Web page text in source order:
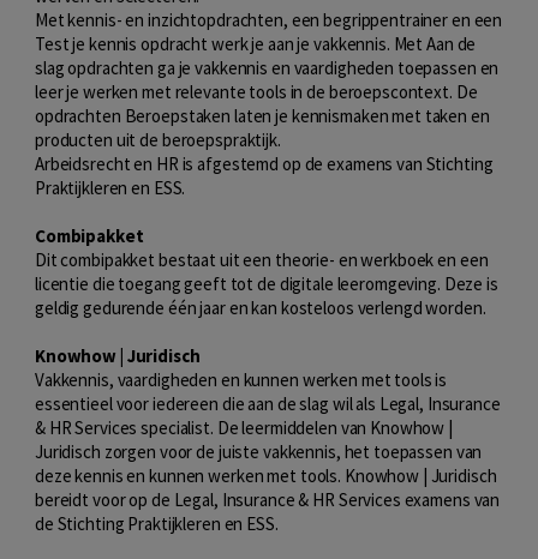
Met kennis- en inzichtopdrachten, een begrippentrainer en een
Test je kennis opdracht werk je aan je vakkennis. Met Aan de
slag opdrachten ga je vakkennis en vaardigheden toepassen en
leer je werken met relevante tools in de beroepscontext. De
opdrachten Beroepstaken laten je kennismaken met taken en
producten uit de beroepspraktijk.
Arbeidsrecht en HR is afgestemd op de examens van Stichting
Praktijkleren en ESS.
Combipakket
Dit combipakket bestaat uit een theorie- en werkboek en een
licentie die toegang geeft tot de digitale leeromgeving. Deze is
geldig gedurende één jaar en kan kosteloos verlengd worden.
Knowhow | Juridisch
Vakkennis, vaardigheden en kunnen werken met tools is
essentieel voor iedereen die aan de slag wil als Legal, Insurance
& HR Services specialist. De leermiddelen van Knowhow |
Juridisch zorgen voor de juiste vakkennis, het toepassen van
deze kennis en kunnen werken met tools. Knowhow | Juridisch
bereidt voor op de Legal, Insurance & HR Services examens van
de Stichting Praktijkleren en ESS.